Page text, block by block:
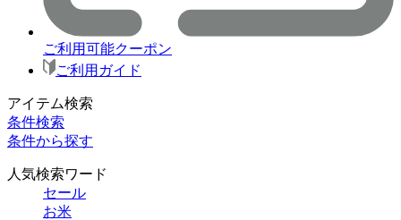
ご利用可能クーポン
ご利用ガイド
アイテム検索
条件検索
条件から探す
人気検索ワード
セール
お米